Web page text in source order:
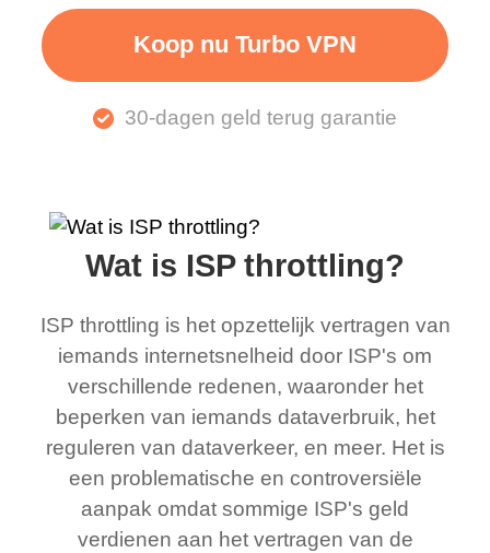
Koop nu Turbo VPN
30-dagen geld terug garantie
Wat is ISP throttling?
ISP throttling is het opzettelijk vertragen van
iemands internetsnelheid door ISP's om
verschillende redenen, waaronder het
beperken van iemands dataverbruik, het
reguleren van dataverkeer, en meer. Het is
een problematische en controversiële
aanpak omdat sommige ISP's geld
verdienen aan het vertragen van de